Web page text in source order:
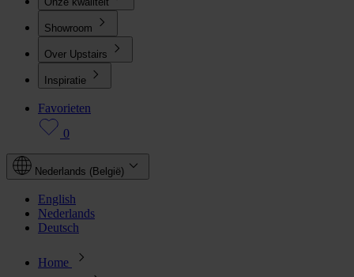
Showroom
Over Upstairs
Inspiratie
Favorieten
0
Nederlands (België)
English
Nederlands
Deutsch
Home